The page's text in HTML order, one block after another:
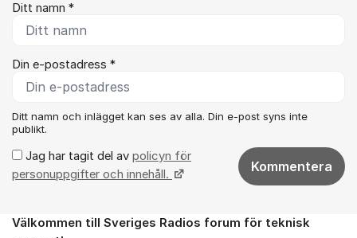
Ditt namn *
Din e-postadress *
Ditt namn och inlägget kan ses av alla. Din e-post syns inte
publikt.
Jag har tagit del av policyn för
personuppgifter och innehåll.
Kommentera
Om forumet
Välkommen till Sveriges Radios forum för teknisk